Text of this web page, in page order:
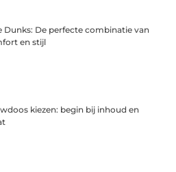
Dunks: De perfecte combinatie van
en stijl
kiezen: begin bij inhoud en